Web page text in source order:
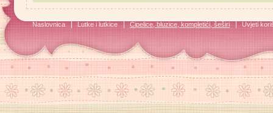
Naslovnica Lutke i lutkice Cipelice, bluzice, kompletići, šeširi Uvjeti